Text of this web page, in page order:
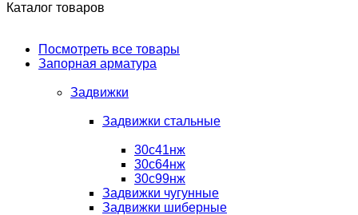
Каталог товаров
Посмотреть все товары
Запорная арматура
Задвижки
Задвижки стальные
30с41нж
30с64нж
30с99нж
Задвижки чугунные
Задвижки шиберные